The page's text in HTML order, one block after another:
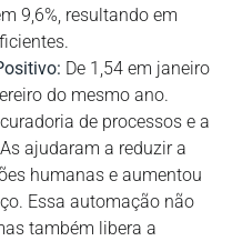
9,6%, resultando em
De 1,54 em janeiro
do mesmo ano.
de processos e a
ajudaram a reduzir a
humanas e aumentou
Essa automação não
também libera a